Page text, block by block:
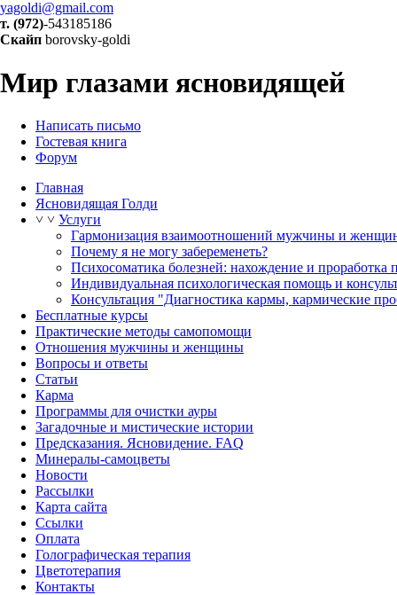
yagoldi@gmail.com
т. (972)-543185186
Скайп borovsky-goldi
Мир глазами ясновидящей
Написать письмо
Гостевая книга
Форум
Главная
Ясновидящая Голди
˅ ˅ Услуги
Гармонизация взаимоотношений мужчины и
Почему я не могу забеременеть?
Психосоматика болезней: нахождение и проработка
Индивидуальная психологическая помощь и
Консультация "Диагностика кармы, кармические
Бесплатные курсы
Практические методы самопомощи
Отношения мужчины и женщины
Вопросы и ответы
Статьи
Карма
Программы для очистки ауры
Загадочные и мистические истории
Предсказания. Ясновидение. FAQ
Минералы-самоцветы
Новости
Рассылки
Карта сайта
Ссылки
Оплата
Голографическая терапия
Цветотерапия
Контакты